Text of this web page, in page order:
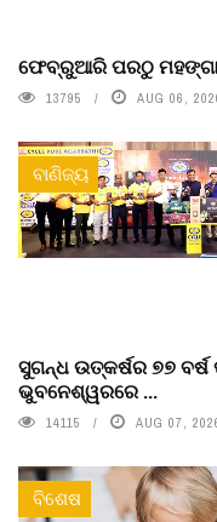
ଫେବ୍ରୁଆରି ପରଠୁ
13795 AUG 06,
ବାଣିଜ୍ୟ
ସୁଗନ୍ଧ ଉତ୍କର୍ଷର ୭୭
ଭୁବନେଶ୍ୱରରେ ...
14115 AUG 07,
ବିଶେଷ